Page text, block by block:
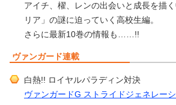
アイチ、櫂、レンの出会いと成長を描
リア」の謎に迫っていく高校生編。
さらに最新10巻の情報も……!!
ヴァンガード連載
白熱!! ロイヤルパラディン対決
ヴァンガードG ストライドジェネレー